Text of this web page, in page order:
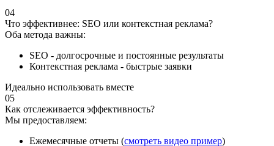
04
Что эффективнее: SEO или контекстная реклама?
Оба метода важны:
SEO - долгосрочные и постоянные результаты
Контекстная реклама - быстрые заявки
Идеально использовать вместе
05
Как отслеживается эффективность?
Мы предоставляем:
Ежемесячные отчеты (смотреть видео пример)